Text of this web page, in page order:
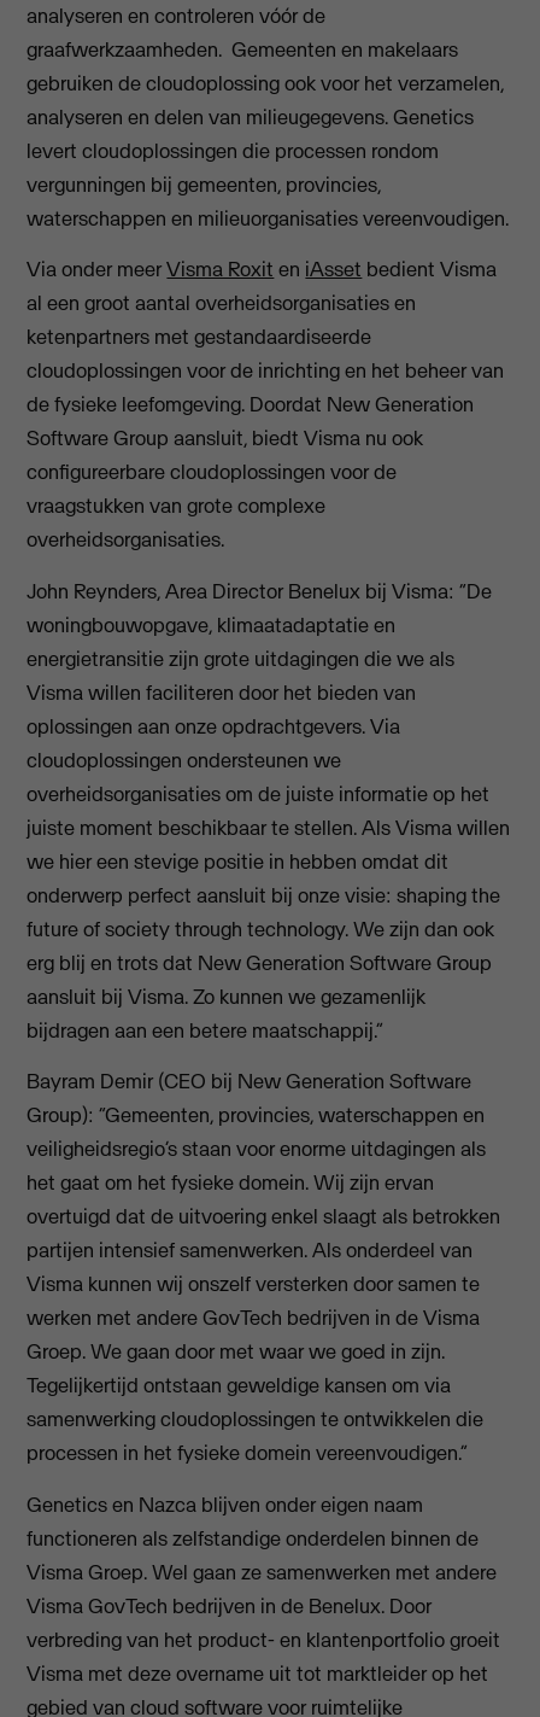
analyseren en controleren vóór de
graafwerkzaamheden. Gemeenten en makelaars
gebruiken de cloudoplossing ook voor het verzamelen,
analyseren en delen van milieugegevens. Genetics
levert cloudoplossingen die processen rondom
vergunningen bij gemeenten, provincies,
waterschappen en milieuorganisaties vereenvoudigen.
Via onder meerVisma Roxit en iAsset bedient Visma
al een groot aantal overheidsorganisaties en
ketenpartners met gestandaardiseerde
cloudoplossingen voor de inrichting en het beheer van
de fysieke leefomgeving. Doordat New Generation
Software Group aansluit, biedt Visma nu ook
configureerbare cloudoplossingen voor de
vraagstukken van grote complexe
overheidsorganisaties.
John Reynders, Area Director Benelux bij Visma: “De
woningbouwopgave, klimaatadaptatie en
energietransitie zijn grote uitdagingen die we als
Visma willen faciliteren door het bieden van
oplossingen aan onze opdrachtgevers. Via
cloudoplossingen ondersteunen we
overheidsorganisaties om de juiste informatie op het
juiste moment beschikbaar te stellen. Als Visma willen
we hier een stevige positie in hebben omdat dit
onderwerp perfect aansluit bij onze visie: shaping the
future of society through technology. We zijn dan ook
erg blij en trots dat New Generation Software Group
aansluit bij Visma. Zo kunnen we gezamenlijk
bijdragen aan een betere maatschappij.”
Bayram Demir (CEO bij New Generation Software
Group): “Gemeenten, provincies, waterschappen en
veiligheidsregio’s staan voor enorme uitdagingen als
het gaat om het fysieke domein. Wij zijn ervan
overtuigd dat de uitvoering enkel slaagt als betrokken
partijen intensief samenwerken. Als onderdeel van
Visma kunnen wij onszelf versterken door samen te
werken met andere GovTech bedrijven in de Visma
Groep. We gaan door met waar we goed in zijn.
Tegelijkertijd ontstaan geweldige kansen om via
samenwerking cloudoplossingen te ontwikkelen die
processen in het fysieke domein vereenvoudigen.”
Genetics en Nazca blijven onder eigen naam
functioneren als zelfstandige onderdelen binnen de
Visma Groep. Wel gaan ze samenwerken met andere
Visma GovTech bedrijven in de Benelux. Door
verbreding van het product- en klantenportfolio groeit
Visma met deze overname uit tot marktleider op het
gebied van cloud software voor ruimtelijke